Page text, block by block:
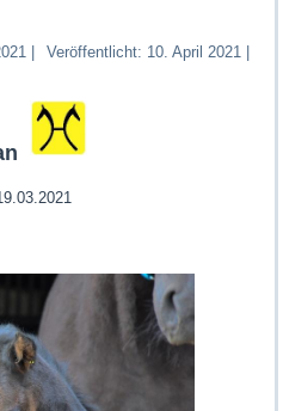
Veröffentlicht: 10. April 2021